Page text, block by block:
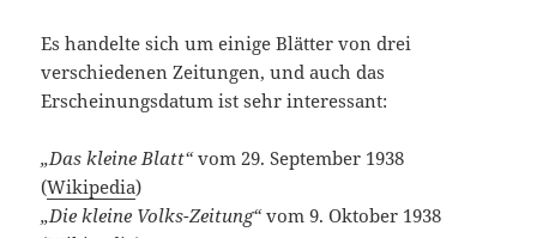
Es handelte sich um einige Blätter von drei
verschiedenen Zeitungen, und auch das
Erscheinungsdatum ist sehr interessant:
„Das kleine Blatt“vom 29. September 1938
(Wikipedia)
„Die kleine Volks-Zeitung“vom 9. Oktober 1938